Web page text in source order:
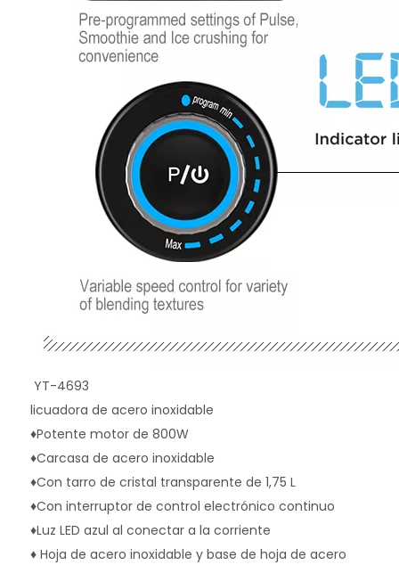
YT-4693
licuadora de acero inoxidable
♦Potente motor de 800W
♦Carcasa de acero inoxidable
♦Con tarro de cristal transparente de 1,75 L
♦Con interruptor de control electrónico continuo
♦Luz LED azul al conectar a la corriente
♦ Hoja de acero inoxidable y base de hoja de acero